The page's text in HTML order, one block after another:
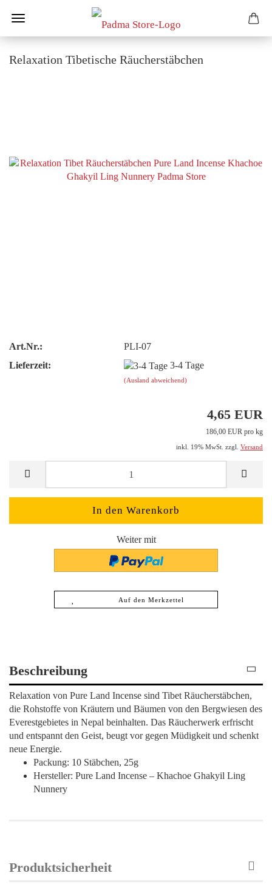
Relaxation Tibetische Räucherstäbchen
Art.Nr.:
PLI-07
Lieferzeit:
3-4 Tage
(Ausland abweichend)
4,65 EUR
186,00 EUR pro kg
inkl. 19% MwSt. zzgl. Versand
Weiter mit
Auf den Merkzettel
Beschreibung
Relaxation von Pure Land Incense sind Tibet Räucherstäbchen,
die Rohstoffe von Kräutern und Bäumen von den Bergwiesen des
Everestgebietes in Nepal beinhalten. Das Räucherwerk erfrischt
und entspannt den Geist, beugt vor gegen Müdigkeit und schenkt
neue Energie.
Packung: 10 Stäbchen, 25g
Hersteller: Pure Land Incense – Khachoe Ghakyil Ling
Nunnery
Produktsicherheit